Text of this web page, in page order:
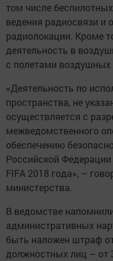
том числе
ведения радиосвязи и
радиолокации. Кроме
деятельность в
с полетами воздушных
«Деятельность по
пространства, не
осуществляется с
межведомственного
обеспечению
Российской
FIFA 2018 года», –
министерства.
В ведомстве
административных
быть наложен штраф
должностных лиц – от